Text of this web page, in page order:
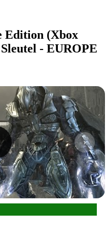
Edition (Xbox
- EUROPE